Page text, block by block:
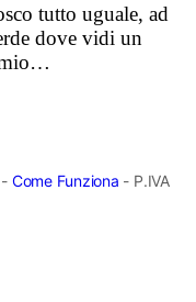
tutto uguale, ad
dove vidi un
mio…
Come Funziona - P.IVA